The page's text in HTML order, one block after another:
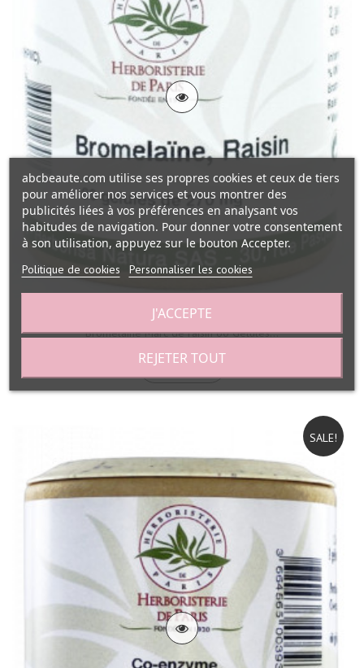
Bromélaine Marc de raisin 60 Gélules...
Add To Cart
SALE!
abcbeaute.com utilise ses propres cookies et ceux de tiers
pour améliorer nos services et vous montrer des
publicités liées à vos préférences en analysant vos
habitudes de navigation. Pour donner votre consentement
à son utilisation, appuyez sur le bouton Accepter.
Politique de cookies Personnaliser les cookies
REJETER TOUT
J'ACCEPTE